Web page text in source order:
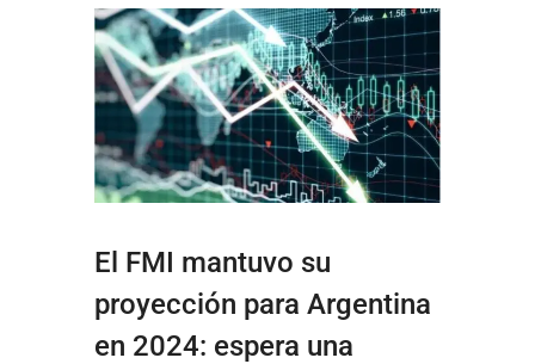
El FMI mantuvo su
proyección para Argentina
en 2024: espera una